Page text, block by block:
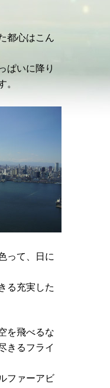
都心はこん
ぱいに降り
。
って、日に
る充実した
を飛べるな
きるフライ
ファーアビ